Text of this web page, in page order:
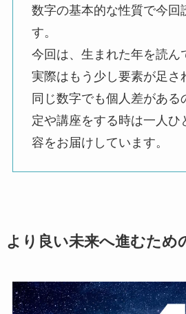
数字の基本的な性質で今回
す。
今回は、生まれた年を読ん
実際はもう少し要素が足さ
同じ数字でも個人差がある
定や講座をする時は一人ひ
容をお届けしています。
より良い未来へ進むため